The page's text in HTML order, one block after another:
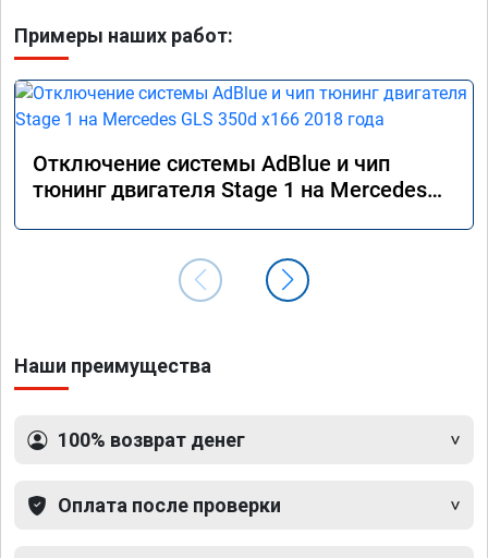
Примеры наших работ:
Отключение системы AdBlue и чип
тюнинг двигателя Stage 1 на Mercedes
Наши преимущества
100% возврат денег
Оплата после проверки